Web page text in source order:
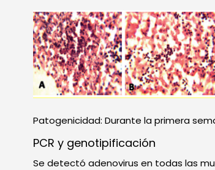
Patogenicidad: Durante la primera
PCR y genotipificación
Se detectó adenovirus en todas las